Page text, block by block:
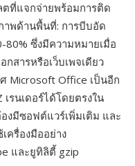
ตที่แจกจ่ายพร้อมการติด
าพด้านพื้นที่: การบีบอัด
80% ซึ่งมีความหมายเมื่อ
สารหรือเว็บเพจเดียว
Microsoft Office เป็นอีก
รนเดอร์ได้โดยตรงใน
งมีซอฟต์แวร์เพิ่มเติม และ
ครื่องมืออย่าง
และยูทิลิตี้ gzip